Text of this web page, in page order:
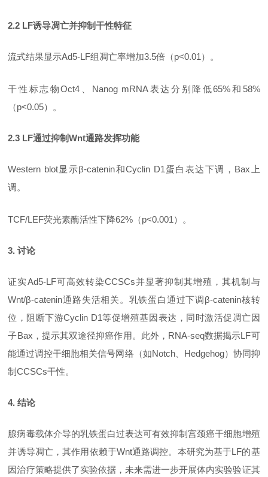
2.2 LF诱导凋亡并抑制干性特征
流式结果显示Ad5-LF组凋亡率增加3.5倍（p<0.01）。
干性标志物Oct4、Nanog mRNA表达分别降低65%和58%
（p<0.05）。
2.3 LF通过抑制Wnt通路发挥功能
Western blot显示β-catenin和Cyclin D1蛋白表达下调，Bax上
调。
TCF/LEF荧光素酶活性下降62%（p<0.001）。
3. 讨论
证实Ad5-LF可高效转染CCSCs并显著抑制其增殖，其机制与
Wnt/β-catenin通路失活相关。乳铁蛋白通过下调β-catenin核转
位，阻断下游Cyclin D1等促增殖基因表达，同时激活促凋亡因
子Bax，提示其双途径抑癌作用。此外，RNA-seq数据揭示LF可
能通过调控干细胞相关信号网络（如Notch、Hedgehog）协同抑
制CCSCs干性。
4. 结论
腺病毒载体介导的乳铁蛋白过表达可有效抑制宫颈癌干细胞增殖
并诱导凋亡，其作用依赖于Wnt通路调控。本研究为基于LF的基
因治疗策略提供了实验依据，未来需进一步开展体内实验验证其